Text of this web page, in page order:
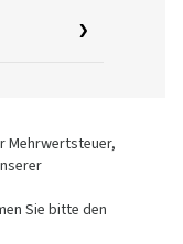
Mehrwertsteuer,
Sie bitte den